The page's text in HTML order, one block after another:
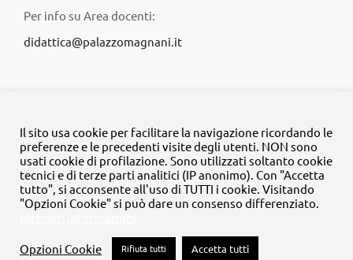
Per info su Area docenti:
didattica@palazzomagnani.it
© Copyright 2020 -2026 | Tutti i diritti riservati | MyFpm è un
progetto dellaFondazione Palazzo Magnani
FacebookInstagram
TwitterLinkedInYouTube
Il sito usa cookie per facilitare la navigazione ricordando le
preferenze e le precedenti visite degli utenti. NON sono
usati cookie di profilazione. Sono utilizzati soltanto cookie
tecnici e di terze parti analitici (IP anonimo). Con "Accetta
tutto", si acconsente all'uso di TUTTI i cookie. Visitando
"Opzioni Cookie" si può dare un consenso differenziato.
Opzioni Cookie Rifiuta tutti Accetta tutti